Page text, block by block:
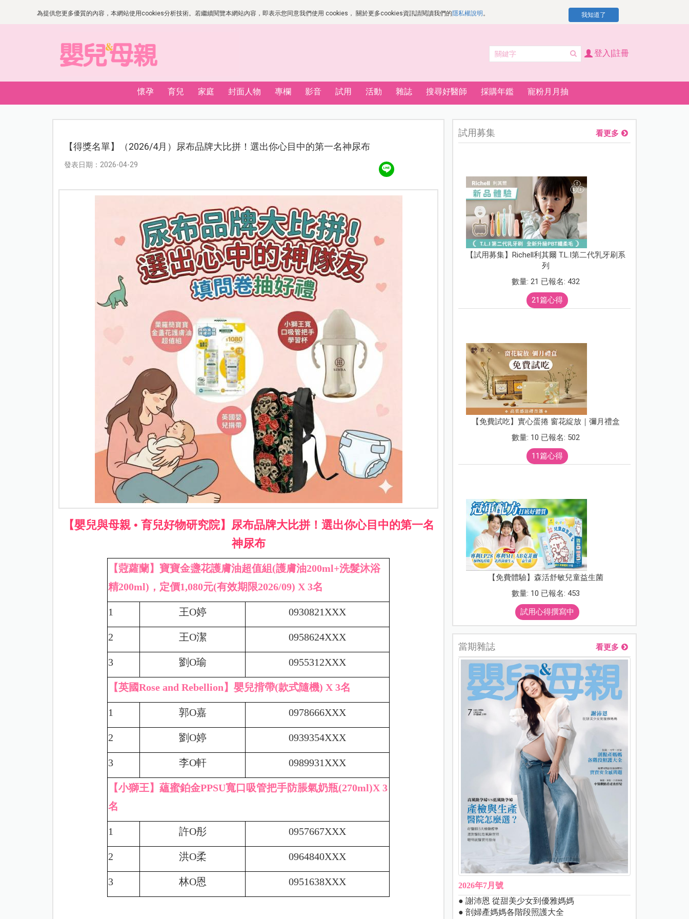
為提供您更多優質的內容，本網站使用cookies分析技術。若繼續閱覽本網站內容，即表示您同意我們使用 cookies， 關於更多cookies資訊請閱讀我們的隱私權說明 。 我知道了
登入|註冊
懷孕 育兒 家庭 封面人物 專欄 影音 試用 活動 雜誌 搜尋好醫師 採購年鑑 寵粉月月抽
【得獎名單】（2026/4月）尿布品牌大比拼！選出你心目中的第一名神尿布
發表日期：2026-04-29
【嬰兒與母親 • 育兒好物研究院】尿布品牌大比拼！選出你心目中的第一名
神尿布
【蒄蘿蘭】寶寶金盞花護膚油超值組(護膚油200ml+洗髮沐浴
精200ml)，定價1,080元(有效期限2026/09) X 3名
1 王O婷 0930821XXX
2 王O潔 0958624XXX
3 劉O瑜 0955312XXX
【英國Rose and Rebellion】嬰兒揹帶(款式隨機) X 3名
1 郭O嘉 0978666XXX
2 劉O婷 0939354XXX
3 李O軒 0989931XXX
【小獅王】蘊蜜鉑金PPSU寬口吸管把手防脹氣奶瓶(270ml)X 3
名
1 許O彤 0957667XXX
2 洪O柔 0964840XXX
3 林O恩 0951638XXX
試用募集 看更多
【試用募集】Richell利其爾 T.L.I第二代乳牙刷系
列
數量: 21 已報名: 432
21篇心得
【免費試吃】實心蛋捲 窗花綻放｜彌月禮盒
數量: 10 已報名: 502
11篇心得
【免費體驗】森活舒敏兒童益生菌
數量: 10 已報名: 453
試用心得撰寫中
當期雜誌 看更多
2026年7月號
● 謝沛恩 從甜美少女到優雅媽媽
● 剖婦產媽媽各階段照護大全